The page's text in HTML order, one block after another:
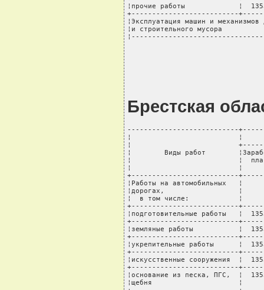
¦прочие работы             ¦
+--------------------------
¦Эксплуатация машин и
¦и строительного
Брестская
---------------------------
¦                          ¦
¦
¦        Виды работ
¦                          ¦  плата
¦                          ¦
+--------------------------
¦Работы на
¦дорогах,
¦  в том числе:
+--------------------------
¦подготовительные работы   ¦
+--------------------------
¦земляные работы           ¦
+--------------------------
¦укрепительные работы      ¦
+--------------------------
¦искусственные сооружения  ¦
+--------------------------
¦основание из песка, ПГС,  ¦
¦щебня                     ¦